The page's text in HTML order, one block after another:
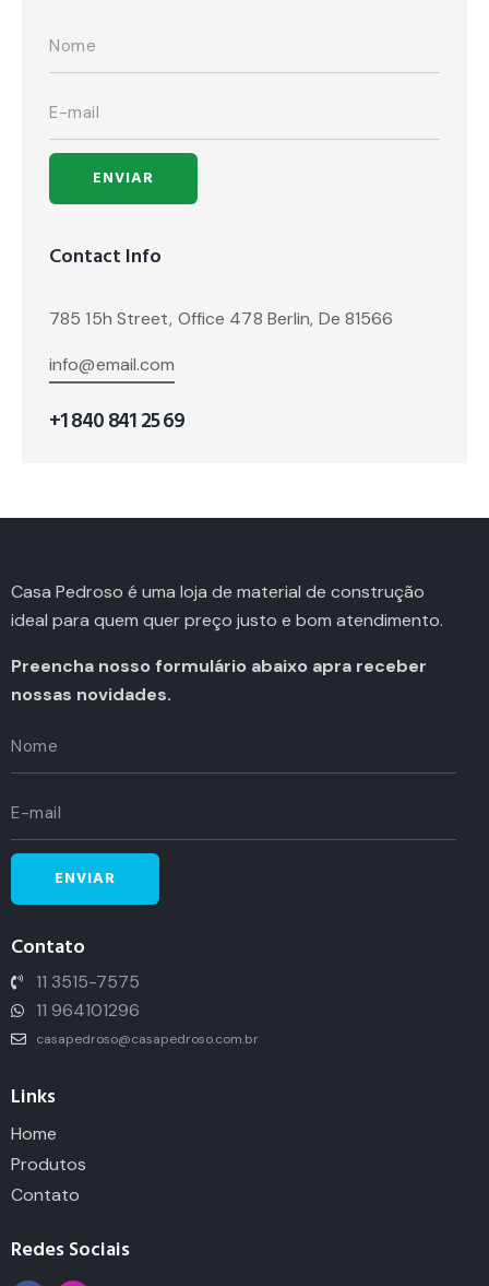
Contact Info
785 15h Street, Office 478 Berlin, De 81566
info@email.com
+1 840 841 25 69
Casa Pedroso é uma loja de material de construção
ideal para quem quer preço justo e bom atendimento.
Preencha nosso formulário abaixo apra receber
nossas novidades.
Contato
11 3515-7575
11 964101296
casapedroso@casapedroso.com.br
Links
Home
Produtos
Contato
Redes Sociais